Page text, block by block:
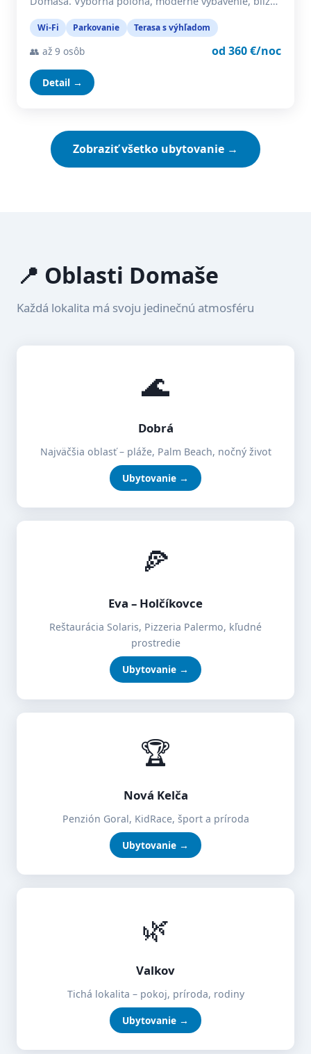
Wi-Fi Parkovanie Terasa s výhľadom
👥 až 9 osôb od 360 €/noc
Detail →
Zobraziť všetko ubytovanie →
📍 Oblasti Domaše
Každá lokalita má svoju jedinečnú atmosféru
🌊
Dobrá
Najväčšia oblasť – pláže, Palm Beach, nočný život
Ubytovanie →
🍕
Eva – Holčíkovce
Reštaurácia Solaris, Pizzeria Palermo, kľudné
prostredie
Ubytovanie →
🏆
Nová Kelča
Penzión Goral, KidRace, šport a príroda
Ubytovanie →
🌿
Valkov
Tichá lokalita – pokoj, príroda, rodiny
Ubytovanie →